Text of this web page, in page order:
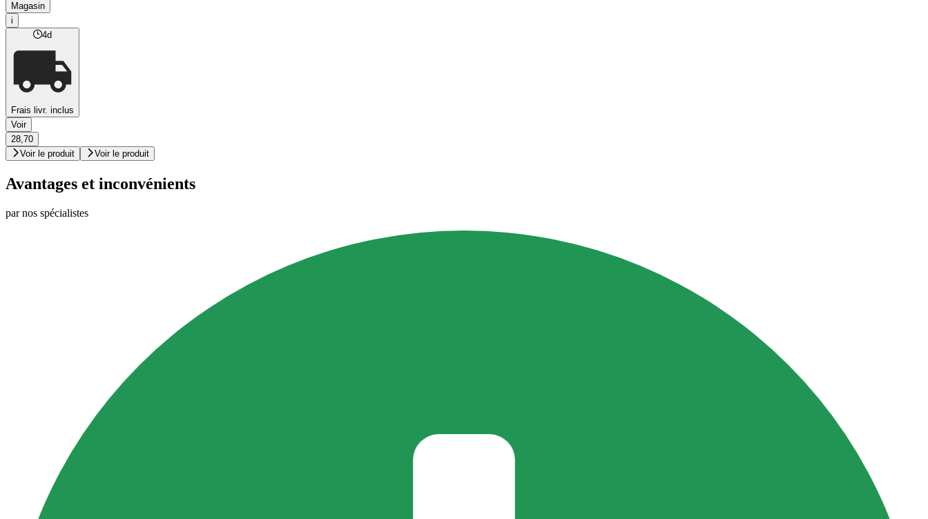
Magasin
i
4d
Frais livr. inclus
Voir
28,70
Voir le produit
Voir le produit
Avantages et inconvénients
par nos spécialistes